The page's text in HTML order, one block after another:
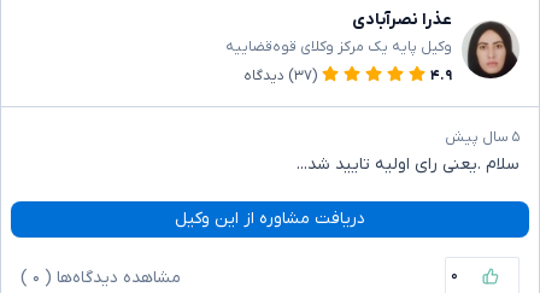
عذرا نصرآبادی
وکیل پایه یک مرکز وکلای قوه‌قضاییه
۴.۹
(۳۷) دیدگاه
۵ سال پیش
سلام .یعنی رای اولیه تایید شد...
دریافت مشاوره از این وکیل
۰ مشاهده دیدگاه‌ها ( ۰